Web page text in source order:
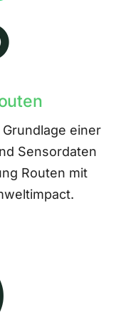
einer
Sensordaten
Routen mit